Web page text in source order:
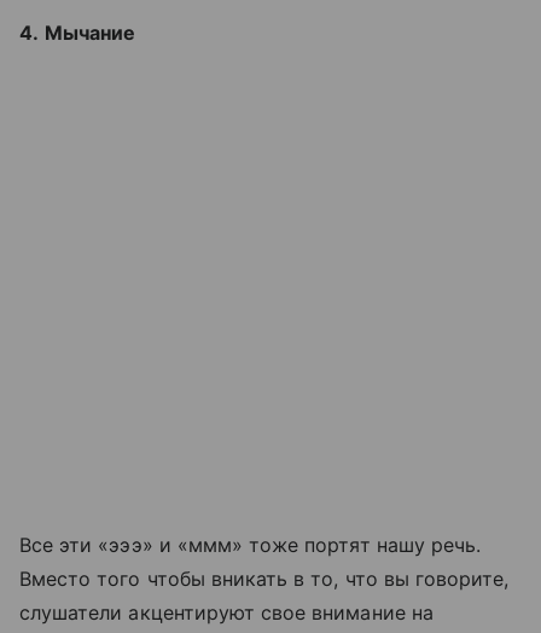
4. Мычание
Все эти «эээ» и «ммм» тоже портят нашу речь.
Вместо того чтобы вникать в то, что вы говорите,
слушатели акцентируют свое внимание на